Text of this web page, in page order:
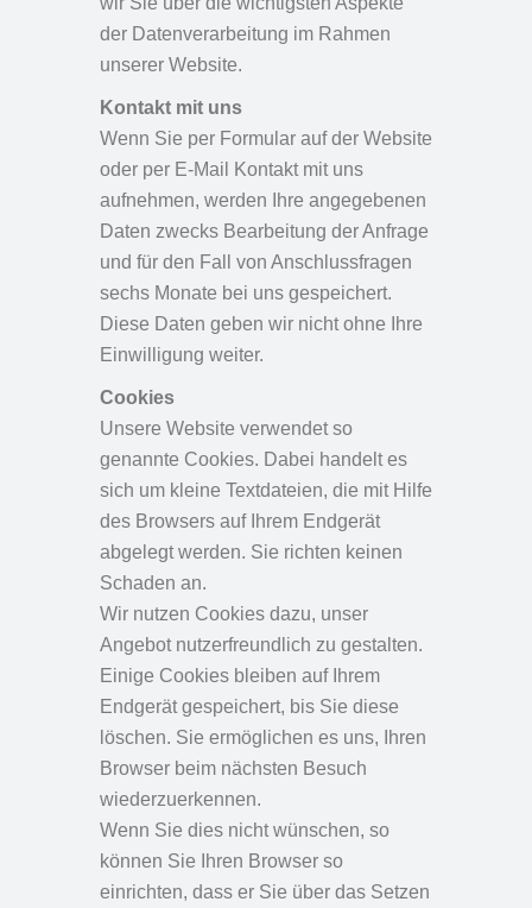
der Datenverarbeitung im Rahmen
unserer Website.
Kontakt mit uns
Wenn Sie per Formular auf der Website
oder per E-Mail Kontakt mit uns
aufnehmen, werden Ihre angegebenen
Daten zwecks Bearbeitung der Anfrage
und für den Fall von Anschlussfragen
sechs Monate bei uns gespeichert.
Diese Daten geben wir nicht ohne Ihre
Einwilligung weiter.
Cookies
Unsere Website verwendet so
genannte Cookies. Dabei handelt es
sich um kleine Textdateien, die mit Hilfe
des Browsers auf Ihrem Endgerät
abgelegt werden. Sie richten keinen
Schaden an.
Wir nutzen Cookies dazu, unser
Angebot nutzerfreundlich zu gestalten.
Einige Cookies bleiben auf Ihrem
Endgerät gespeichert, bis Sie diese
löschen. Sie ermöglichen es uns, Ihren
Browser beim nächsten Besuch
wiederzuerkennen.
Wenn Sie dies nicht wünschen, so
können Sie Ihren Browser so
einrichten, dass er Sie über das Setzen